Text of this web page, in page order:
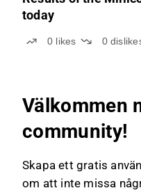
today
0 likes 0
Välkommen
community!
Skapa ett gratis
om att inte missa